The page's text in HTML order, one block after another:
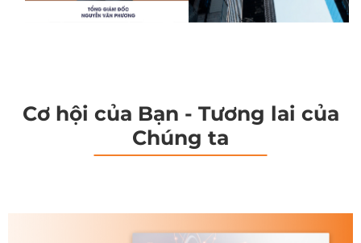
Cơ hội của Bạn - Tương lai của
Chúng ta